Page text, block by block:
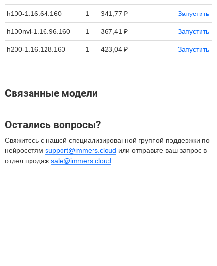
h100-1.16.64.160 1 341,77 ₽ Запустить
h100nvl-1.16.96.160 1 367,41 ₽ Запустить
h200-1.16.128.160 1 423,04 ₽ Запустить
Связанные модели
Остались вопросы?
Свяжитесь с нашей специализированной группой поддержки по
нейросетям support@immers.cloud или отправьте ваш запрос в
отдел продаж sale@immers.cloud